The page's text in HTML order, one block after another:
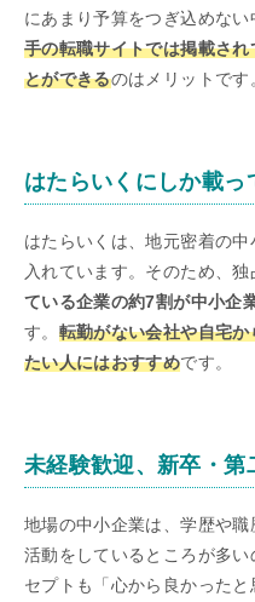
にあまり予算をつぎ込めな
手の転職サイトでは掲載さ
とができるのはメリットです
はたらいくにしか載
はたらいくは、地元密着の
入れています。そのため、独
ている企業の約7割が中小企
す。 転勤がない会社や自宅
たい人にはおすすめです。
未経験歓迎、新卒・
地場の中小企業は、学歴や
活動をしているところが多
セプトも「心から良かった